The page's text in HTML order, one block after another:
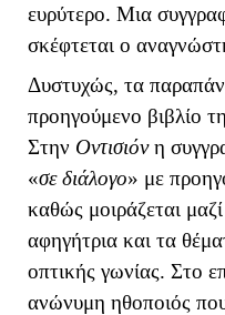
ευρύτερο. Μια
σκέφτεται ο
Δυστυχώς, τα
προηγούμενο βιβλίο
Στην Οντισιόνη
«σε διάλογο» με
καθώς μοιράζεται
αφηγήτρια και τα
οπτικής γωνίας. Στο
ανώνυμη ηθοποιός